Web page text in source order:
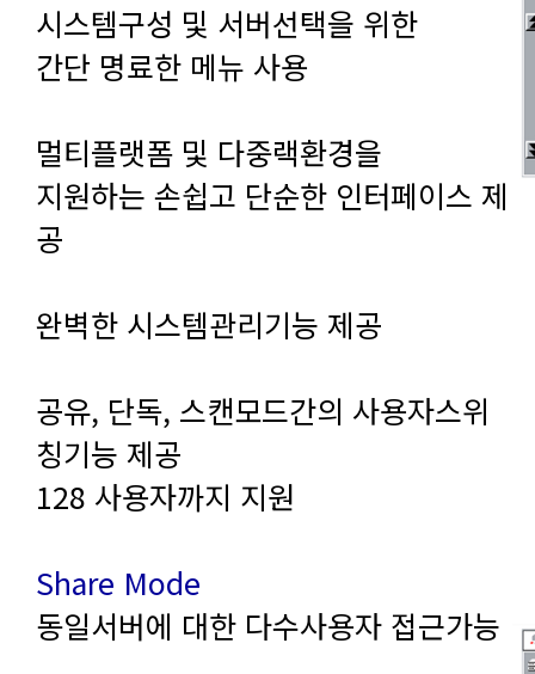
시스템구성 및 서버선택을 위한
간단 명료한 메뉴 사용
멀티플랫폼 및 다중랙환경을
공
완벽한 시스템관리기능 제공
칭기능 제공
128 사용자까지 지원
Share Mode
동일서버에 대한 다수사용자 접근가능